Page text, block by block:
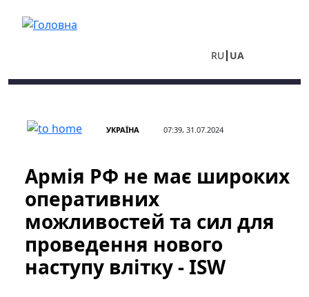
RU UA
УКРАЇНА 07:39, 31.07.2024
Армія РФ не має широких
оперативних
можливостей та сил для
проведення нового
наступу влітку - ISW